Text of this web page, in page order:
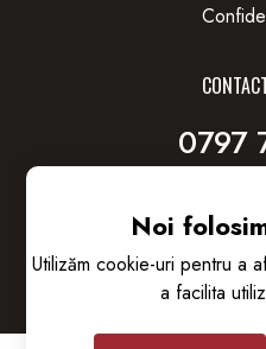
Noi
Utilizăm cookie-uri pentru a
a facilita
0797